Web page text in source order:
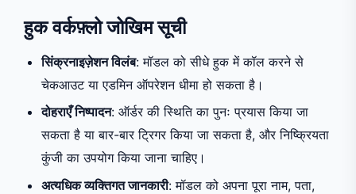
हुक वर्कफ़्लो जोखिम सूची
सिंक्रनाइज़ेशन विलंब: मॉडल को सीधे हुक में कॉल करने से
चेकआउट या एडमिन ऑपरेशन धीमा हो सकता है।
दोहराएँ निष्पादन: ऑर्डर की स्थिति का पुनः प्रयास किया जा
सकता है या बार-बार ट्रिगर किया जा सकता है, और निष्क्रियता
कुंजी का उपयोग किया जाना चाहिए।
अत्यधिक व्यक्तिगत जानकारी: मॉडल को अपना पूरा नाम, पता,